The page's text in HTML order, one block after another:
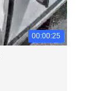
00:00:25